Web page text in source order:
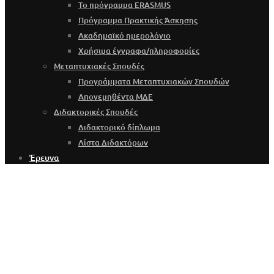
Το πρόγραμμα ERASMUS
Πρόγραμμα Πρακτικής Άσκησης
Ακαδημαϊκό ημερολόγιο
Χρήσιμα έγγραφα/πληροφορίες
Μεταπτυχιακές Σπουδές
Προγράμματα Μεταπτυχιακών Σπουδών
Απονεμηθέντα ΜΔΕ
Διδακτορικές Σπουδές
Διδακτορικό δίπλωμα
Λίστα Διδακτόρων
Έρευνα